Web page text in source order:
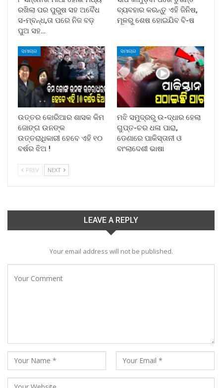
ରଖିଲା ପର ପୁରୁଷ ସହ ଅବୈଧ
ସ-ମ୍ବନ୍ଧ,ତା ପରେ ନିଜ ବଡ଼
ପୁଅ ସହ…
ବ୍ୟବହାର କରନ୍ତୁ ଏହି ଜିନିଷ,
ମୂଳରୁ ଶେଷ ହୋଇଯିବ ବି-ଷ
ସମାଚାର
ଉତ୍ତର କୋରିଆର ଶାସକ କିମ
ଜୋଙ୍ଗ ଉନଙ୍କ
ଉତ୍ତରାଧିକାରୀ ହେବେ ଏହି ୧୦
ବର୍ଷର ଝିଅ !
ସମାଚାର
ମଝି ସମୁଦ୍ରରୁ ଉ-ଦ୍ଧାର ହେଲା
ଗୁପ୍ତ-ଚର ଧଳା ପାରା,
ଡେଣାରେ ପାକିସ୍ତାନୀ ଓ
ବାଂଲାଦେଶୀ ଭାଷା
PREV NEXT
LEAVE A REPLY
Your email address will not be published.